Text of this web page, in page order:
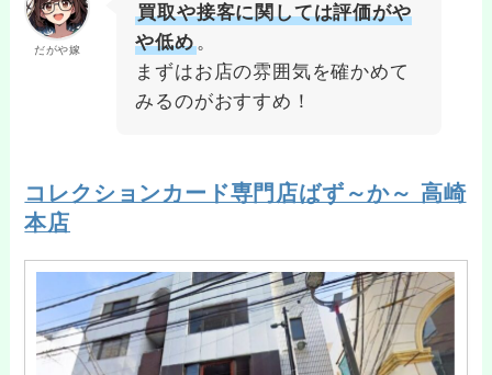
だがや嫁
買取や接客に関しては評価がや
や低め。
まずはお店の雰囲気を確かめて
みるのがおすすめ！
コレクションカード専門店ばず～か～ 高崎
本店